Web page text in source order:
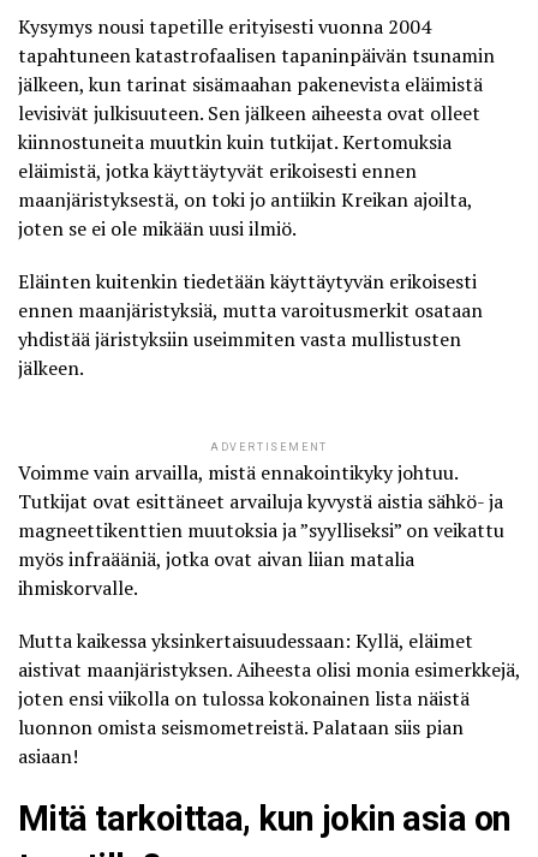
Kysymys nousi tapetille erityisesti vuonna 2004
tapahtuneen katastrofaalisen tapaninpäivän tsunamin
jälkeen, kun tarinat sisämaahan pakenevista eläimistä
levisivät julkisuuteen. Sen jälkeen aiheesta ovat olleet
kiinnostuneita muutkin kuin tutkijat. Kertomuksia
eläimistä, jotka käyttäytyvät erikoisesti ennen
maanjäristyksestä, on toki jo antiikin Kreikan ajoilta,
joten se ei ole mikään uusi ilmiö.
Eläinten kuitenkin tiedetään käyttäytyvän erikoisesti
ennen maanjäristyksiä, mutta varoitusmerkit osataan
yhdistää järistyksiin useimmiten vasta mullistusten
jälkeen.
ADVERTISEMENT
Voimme vain arvailla, mistä ennakointikyky johtuu.
Tutkijat ovat esittäneet arvailuja kyvystä aistia sähkö- ja
magneettikenttien muutoksia ja ”syylliseksi” on veikattu
myös infraääniä, jotka ovat aivan liian matalia
ihmiskorvalle.
Mutta kaikessa yksinkertaisuudessaan: Kyllä, eläimet
aistivat maanjäristyksen. Aiheesta olisi monia esimerkkejä,
joten ensi viikolla on tulossa kokonainen lista näistä
luonnon omista seismometreistä. Palataan siis pian
asiaan!
Mitä tarkoittaa, kun jokin asia on